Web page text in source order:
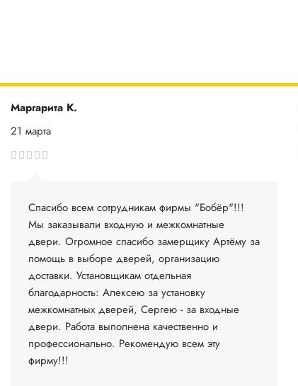
Маргарита К.
21 марта
Спасибо всем сотрудникам фирмы "Бобёр"!!!
Мы заказывали входную и межкомнатные
двери. Огромное спасибо замерщику Артёму за
помощь в выборе дверей, организацию
доставки. Установщикам отдельная
благодарность: Алексею за установку
межкомнатных дверей, Сергею - за входные
двери. Работа выполнена качественно и
профессионально. Рекомендую всем эту
фирму!!!